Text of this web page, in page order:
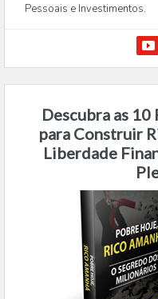
Pessoais e Investimentos.
Descubra as
para Construir
Liberdade